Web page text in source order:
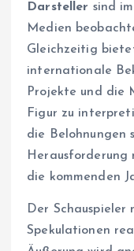
Darsteller sind
Medien
Gleichzeitig
internationale
Projekte und die
Figur zu
die Belohnungen
Herausforderung
die kommenden
Der Schauspieler
Spekulationen